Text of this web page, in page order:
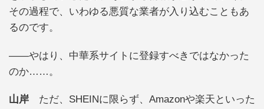
その過程で、いわゆる悪質な業者が入り込むこともあ
るのです。
――やはり、中華系サイトに登録すべきではなかった
のか……。
山岸 ただ、SHEINに限らず、Amazonや楽天といった